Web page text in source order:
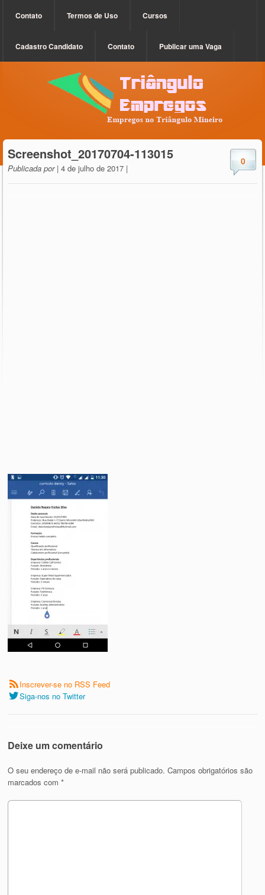
Contato Termos de Uso Cursos
Cadastro Candidato Contato Publicar uma Vaga
0
Screenshot_20170704-113015
Publicada por| 4 de julho de 2017 |
Inscrever-se no RSS Feed
Siga-nos no Twitter
Deixe um comentário
O seu endereço de e-mail não será publicado. Campos obrigatórios são
marcados com*